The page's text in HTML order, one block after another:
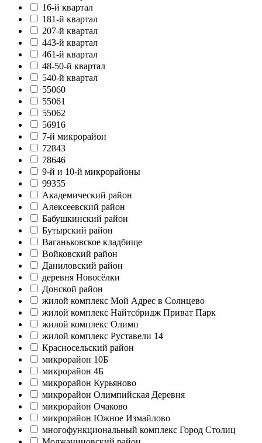
16-й квартал
181-й квартал
207-й квартал
443-й квартал
461-й квартал
48-50-й квартал
540-й квартал
55060
55061
55062
56916
7-й микрорайон
72843
78646
9-й и 10-й микрорайоны
99355
Академический район
Алексеевский район
Бабушкинский район
Бутырский район
Ваганьковское кладбище
Войковский район
Даниловский район
деревня Новосёлки
Донской район
жилой комплекс Мой Адрес в Солнцево
жилой комплекс Найтсбридж Приват Парк
жилой комплекс Олимп
жилой комплекс Руставели 14
Красносельский район
микрорайон 10Б
микрорайон 4Б
микрорайон Курьяново
микрорайон Олимпийская Деревня
микрорайон Очаково
микрорайон Южное Измайлово
многофункциональный комплекс Город Столиц